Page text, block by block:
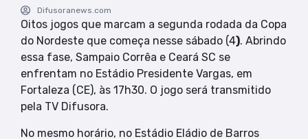
Difusoranews.com
Oitos jogos que marcam a segunda rodada da Copa
do Nordeste que começa nesse sábado (4). Abrindo
essa fase, Sampaio Corrêa e Ceará SC se
enfrentam no Estádio Presidente Vargas, em
Fortaleza (CE), às 17h30. O jogo será transmitido
pela TV Difusora.
No mesmo horário, no Estádio Eládio de Barros